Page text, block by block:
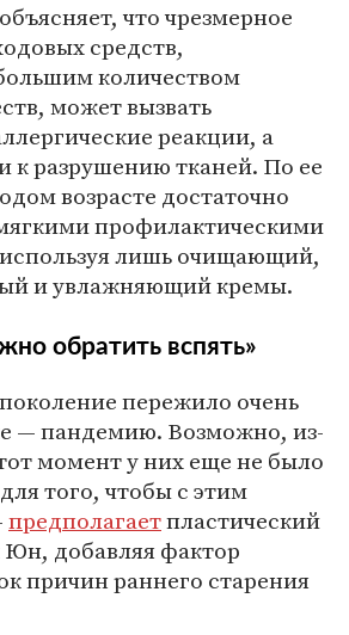
что чрезмерное
средств,
количеством
может вызвать
реакции, а
к разрушению тканей. По ее
возрасте достаточно
профилактическими
лишь очищающий,
и увлажняющий кремы.
обратить вспять»
пережило очень
— пандемию. Возможно, из-
момент у них еще не было
того, чтобы с этим
предполагаетпластический
добавляя фактор
причин раннего старения